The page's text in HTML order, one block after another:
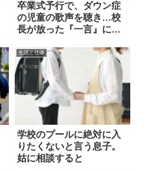
卒業式予行で、ダウン症
の児童の歌声を聴き…校
長が放った『一言』に激
生活と仕事
学校のプールに絶対に入
りたくないと言う息子。
姑に相談すると